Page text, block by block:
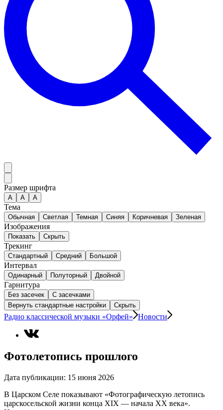
Размер шрифта
А A A
Тема
Обычная Светлая Темная Синяя Коричневая Зеленая
Изображения
Показать Скрыть
Трекинг
Стандартный Средний Большой
Интервал
Одинарный Полуторный Двойной
Гарнитура
Без засечек
С засечками
Вернуть стандартные настройки
Скрыть
Радио классической музыки «Орфей» Новости
Фотолетопись прошлого
Дата публикации: 15 июня 2026
В Царском Селе показывают «Фотографическую летопись
царскосельской жизни конца XIX — начала XX века».